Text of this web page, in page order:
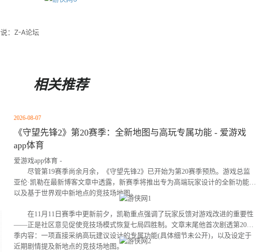
：Z-A论坛
相关推荐
2026-08-07
《守望先锋2》第20赛季：全新地图与高玩专属功能 - 爱游戏
app体育
爱游戏app体育 -
尽管第19赛季尚余月余，《守望先锋2》已开始为第20赛季预热。游戏总监
亚伦·凯勒在最新博客文章中透露，新赛季将推出专为高端玩家设计的全新功能，
以及基于世界观中新地点的竞技场地图。
在11月11日赛季中更新前夕，凯勒重点强调了玩家反馈对游戏改进的重要性
——正是社区意见促使竞技场模式恢复七局四胜制。文章末尾他首次剧透第20赛
季内容：一项直接采纳高玩建议设计的专属功能(具体细节未公开)，以及设定于
近期剧情提及新地点的竞技场地图。